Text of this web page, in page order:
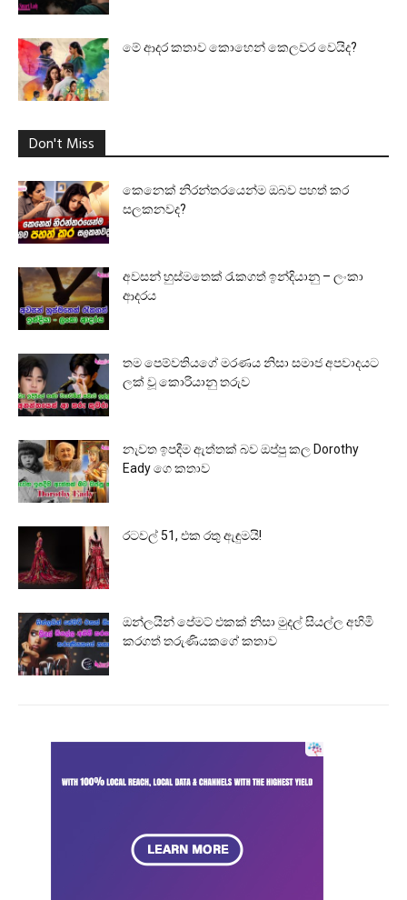
මේ ආදර කතාව කොහෙන් කෙලවර වෙයිද?
Don't Miss
කෙනෙක් නිරන්තරයෙන්ම ඔබව පහත් කර
සලකනවද?
අවසන් හුස්මතෙක් රැකගත් ඉන්දියානු – ලංකා
ආදරය
තම පෙම්වතියගේ මරණය නිසා සමාජ අපවාදයට
ලක් වූ කොරියානු තරුව
නැවත ඉපදීම ඇත්තක් බව ඔප්පු කල Dorothy
Eady ගෙ කතාව
රටවල් 51, එක රතු ඇඳුමයි!
ඔන්ලයින් පේමට් එකක් නිසා මුදල් සියල්ල අහිමි
කරගත් තරුණියකගේ කතාව